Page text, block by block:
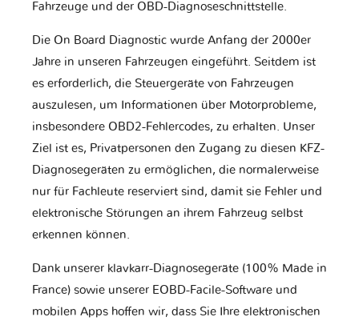
Fahrzeuge und der OBD-Diagnoseschnittstelle.
Die On Board Diagnostic wurde Anfang der 2000er
Jahre in unseren Fahrzeugen eingeführt. Seitdem ist
es erforderlich, die Steuergeräte von Fahrzeugen
auszulesen, um Informationen über Motorprobleme,
insbesondere OBD2-Fehlercodes, zu erhalten. Unser
Ziel ist es, Privatpersonen den Zugang zu diesen KFZ-
Diagnosegeräten zu ermöglichen, die normalerweise
nur für Fachleute reserviert sind, damit sie Fehler und
elektronische Störungen an ihrem Fahrzeug selbst
erkennen können.
Dank unserer klavkarr-Diagnosegeräte (100% Made in
France) sowie unserer EOBD-Facile-Software und
mobilen Apps hoffen wir, dass Sie Ihre elektronischen